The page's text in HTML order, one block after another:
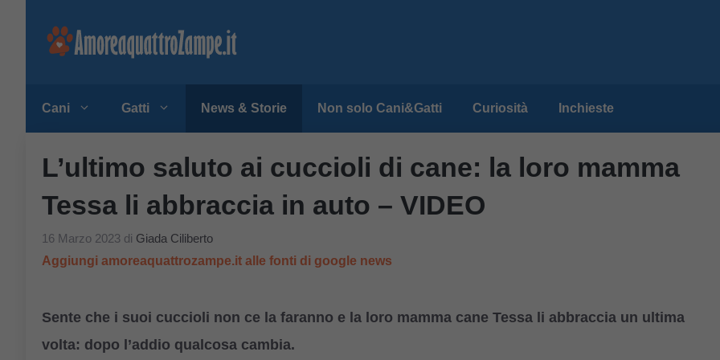
Cani Gatti News & Storie Non solo Cani&Gatti Curiosità Inchieste
L’ultimo saluto ai cuccioli di cane: la loro mamma
Tessa li abbraccia in auto – VIDEO
16 Marzo 2023 di Giada Ciliberto
Aggiungi amoreaquattrozampe.it alle fonti di google news
Sente che i suoi cuccioli non ce la faranno e la loro mamma cane Tessa li abbraccia un ultima
volta: dopo l’addio qualcosa cambia.